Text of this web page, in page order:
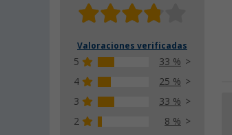
Valoraciones verificadas
5
33 %
4
25 %
3
33 %
2
8 %